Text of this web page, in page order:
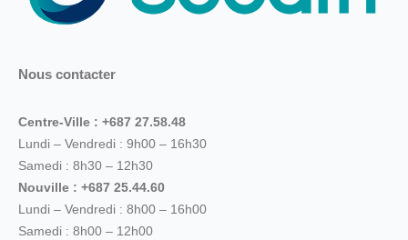
Nous contacter
Centre-Ville : +687 27.58.48
Lundi – Vendredi : 9h00 – 16h30
Samedi : 8h30 – 12h30
Nouville : +687 25.44.60
Lundi – Vendredi : 8h00 – 16h00
Samedi : 8h00 – 12h00